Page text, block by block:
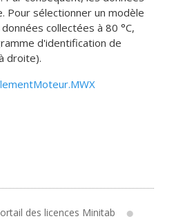
Pour sélectionner un modèle
collectées à 80 °C,
d'identification de
droite).
des licences Minitab